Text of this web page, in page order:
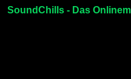
SoundChills - Das